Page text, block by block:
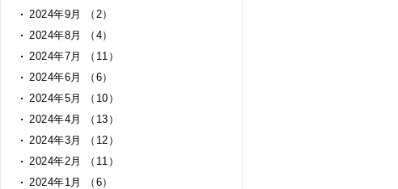
2024年9月 （2）
2024年8月 （4）
2024年7月 （11）
2024年6月 （6）
2024年5月 （10）
2024年4月 （13）
2024年3月 （12）
2024年2月 （11）
2024年1月 （6）